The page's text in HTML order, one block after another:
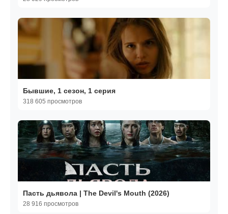
Бывшие, 1 сезон, 1 серия
318 605 просмотров
Пасть дьявола | The Devil's Mouth (2026)
28 916 просмотров